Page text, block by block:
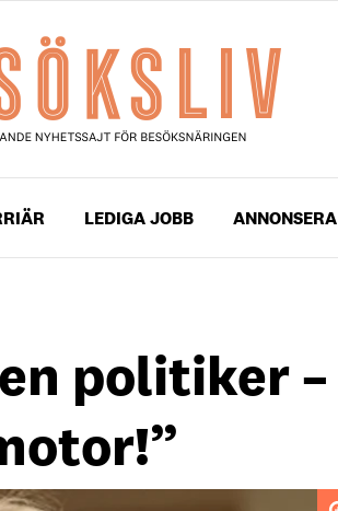
LEDIGA JOBB ANNONSERA
politiker –